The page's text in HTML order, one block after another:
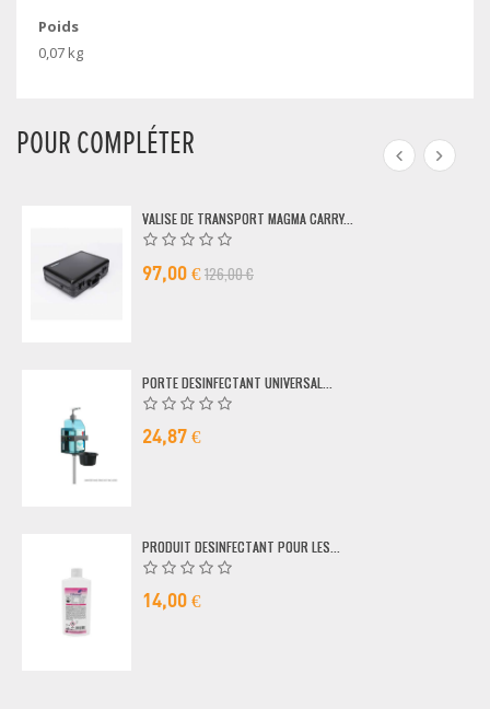
Poids
0,07 kg
POUR COMPLÉTER
VALISE DE TRANSPORT MAGMA CARRY...
97,00 €126,00 €
PORTE DESINFECTANT UNIVERSAL...
24,87 €
PRODUIT DESINFECTANT POUR LES...
14,00 €